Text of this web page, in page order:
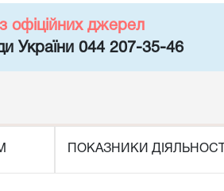
офіційних джерел
України 044 207-35-46
ПОКАЗНИКИ ДІЯЛЬНОСТІ